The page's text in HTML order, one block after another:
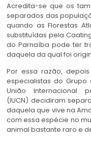
Acredita-se que os
separados das
quando as Florestas
substituídas pela
do Parnaíba pode ter
daquela da qual foi
Por essa razão,
especialistas do Grupo
União Internacional
(IUCN) decidiram
daquela que vive na
com essa espécie no
animal bastante raro e